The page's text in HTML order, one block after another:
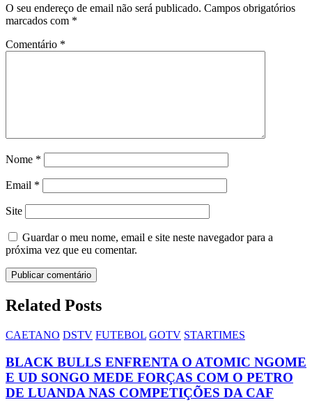
O seu endereço de email não será publicado. Campos obrigatórios
marcados com *
Comentário *
Nome *
Email *
Site
Guardar o meu nome, email e site neste navegador para a
próxima vez que eu comentar.
Related Posts
CAETANO DSTV FUTEBOL GOTV STARTIMES
BLACK BULLS ENFRENTA O ATOMIC NGOME
E UD SONGO MEDE FORÇAS COM O PETRO
DE LUANDA NAS COMPETIÇÕES DA CAF